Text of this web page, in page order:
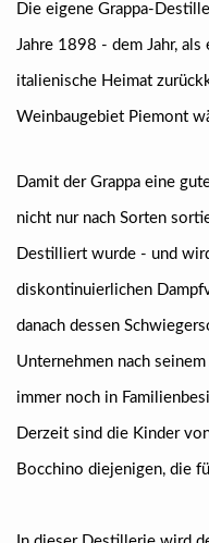
Die eigene Grappa-
Jahre 1898 - dem Jahr,
italienische Heimat
Weinbaugebiet Piemont
Damit der Grappa eine
nicht nur nach Sorten
Destilliert wurde - und
diskontinuierlichen
danach dessen
Unternehmen nach
immer noch in
Derzeit sind die Kinder
Bocchino diejenigen, die